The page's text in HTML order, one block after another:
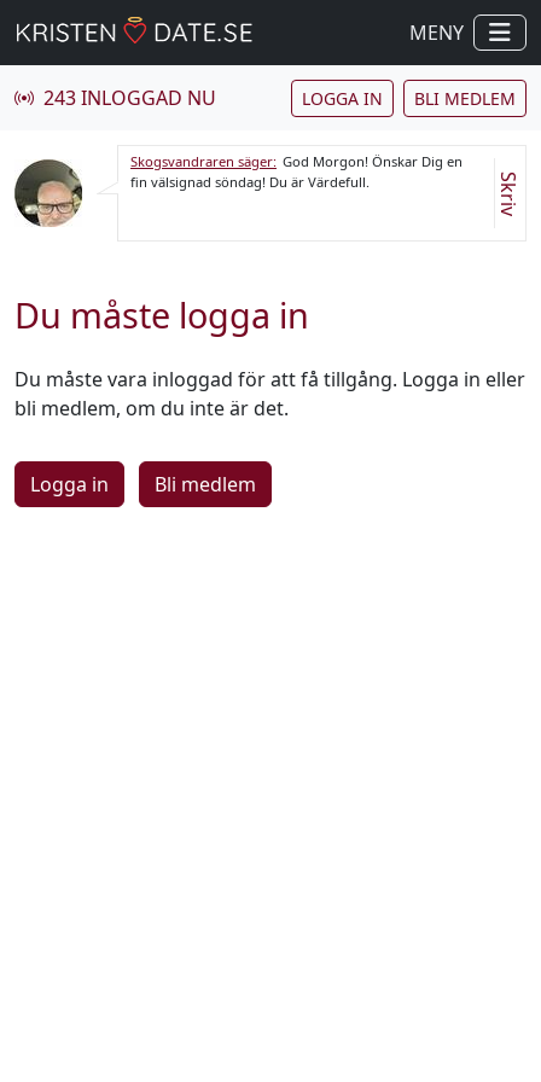
MENY
243 INLOGGAD NU LOGGA IN BLI MEDLEM
Skogsvandraren säger: God Morgon! Önskar Dig en
fin välsignad söndag! Du är Värdefull.
Skriv
Du måste logga in
Du måste vara inloggad för att få tillgång. Logga in eller
bli medlem, om du inte är det.
Logga in